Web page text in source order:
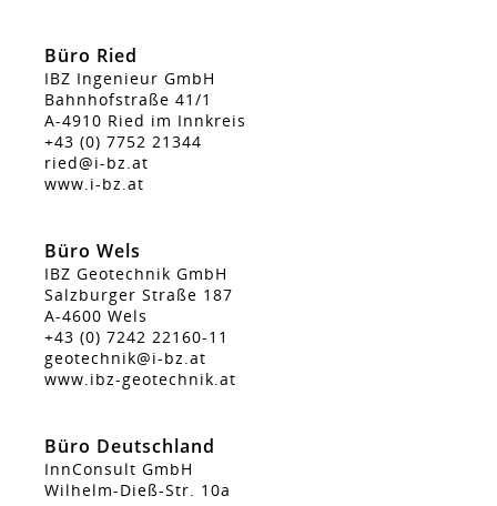
Büro Ried
IBZ Ingenieur GmbH
Bahnhofstraße 41/1
A-4910 Ried im Innkreis
+43 (0) 7752 21344
ried@i-bz.at
www.i-bz.at
Büro Wels
IBZ Geotechnik GmbH
Salzburger Straße 187
A-4600 Wels
+43 (0) 7242 22160-11
geotechnik@i-bz.at
www.ibz-geotechnik.at
Büro Deutschland
InnConsult GmbH
Wilhelm-Dieß-Str. 10a